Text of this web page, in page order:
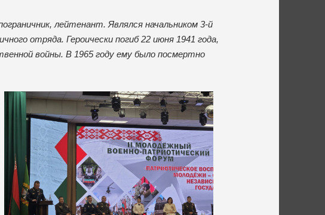
лейтенант. Являлся начальником 3-й
отряда. Героически погиб 22 июня 1941 года,
войны. В 1965 году ему было посмертно